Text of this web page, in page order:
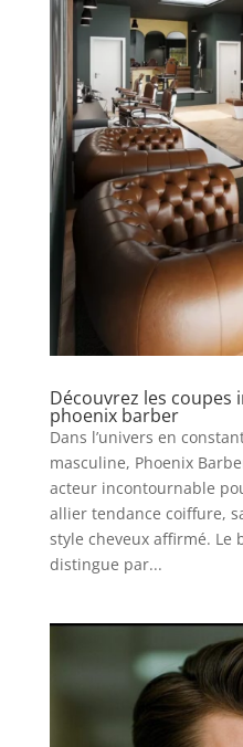
Découvrez les coupes
phoenix barber
Dans l’univers en
masculine, Phoenix
acteur incontournable
allier tendance coiffure,
style cheveux affirmé. Le
distingue par...